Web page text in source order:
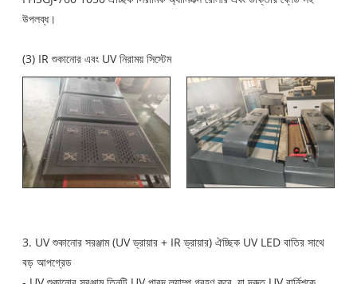
উপলব্ধ।
(3) IR শুকানোর এবং UV নিরাময় সিস্টেম
3. UV শুকানোর সরঞ্জাম (UV ড্রায়ার + IR ড্রায়ার) ঐচ্ছিক UV LED বাতির সাথে
বড় আপগ্রেড